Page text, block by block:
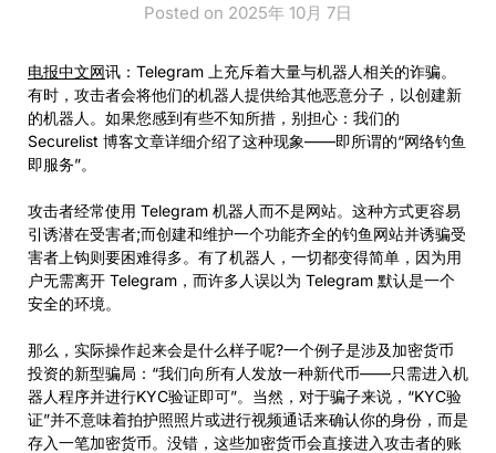
Posted on 2025年 10月 7日
电报中文网讯：Telegram 上充斥着大量与机器人相关的诈骗。
有时，攻击者会将他们的机器人提供给其他恶意分子，以创建新
的机器人。如果您感到有些不知所措，别担心：我们的
Securelist 博客文章详细介绍了这种现象——即所谓的“网络钓鱼
即服务”。
攻击者经常使用 Telegram 机器人而不是网站。这种方式更容易
引诱潜在受害者;而创建和维护一个功能齐全的钓鱼网站并诱骗受
害者上钩则要困难得多。有了机器人，一切都变得简单，因为用
户无需离开 Telegram，而许多人误以为 Telegram 默认是一个
安全的环境。
那么，实际操作起来会是什么样子呢?一个例子是涉及加密货币
投资的新型骗局：“我们向所有人发放一种新代币——只需进入机
器人程序并进行KYC验证即可”。当然，对于骗子来说，“KYC验
证”并不意味着拍护照照片或进行视频通话来确认你的身份，而是
存入一笔加密货币。没错，这些加密货币会直接进入攻击者的账